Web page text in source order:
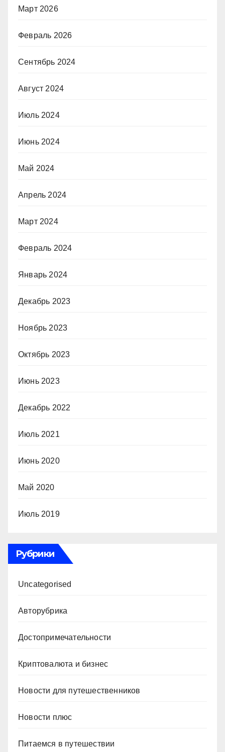
Март 2026
Февраль 2026
Сентябрь 2024
Август 2024
Июль 2024
Июнь 2024
Май 2024
Апрель 2024
Март 2024
Февраль 2024
Январь 2024
Декабрь 2023
Ноябрь 2023
Октябрь 2023
Июнь 2023
Декабрь 2022
Июль 2021
Июнь 2020
Май 2020
Июль 2019
Рубрики
Uncategorised
Авторубрика
Достопримечательности
Криптовалюта и бизнес
Новости для путешественников
Новости плюс
Питаемся в путешествии